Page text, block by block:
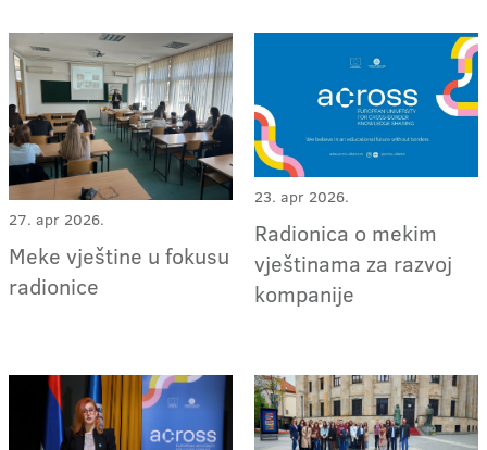
27. apr 2026.
Meke vještine u fokusu
radionice
23. apr 2026.
Radionica o mekim
vještinama za razvoj
kompanije